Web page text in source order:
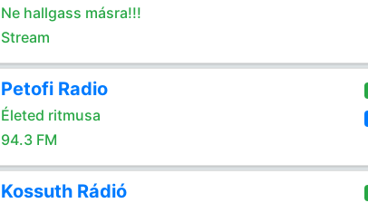
Ne hallgass másra!!!
Stream
Petofi Radio
Életed ritmusa
94.3 FM
Kossuth Rádió